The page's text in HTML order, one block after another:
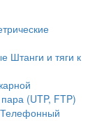
Штанги и тяги к
(UTP, FTP)
Телефонный